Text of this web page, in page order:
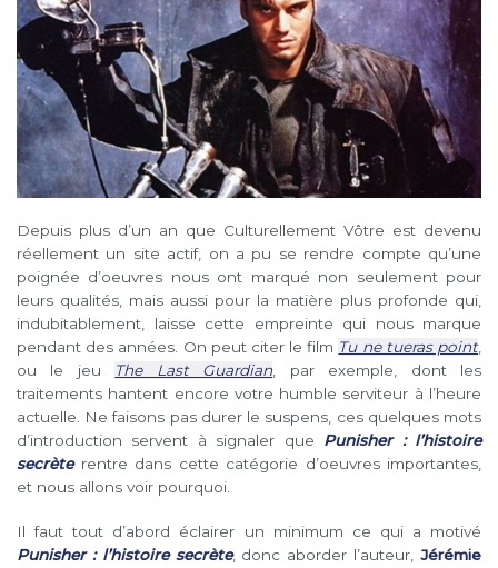
Depuis plus d’un an que Culturellement Vôtre est devenu
réellement un site actif, on a pu se rendre compte qu’une
poignée d’oeuvres nous ont marqué non seulement pour
leurs qualités, mais aussi pour la matière plus profonde qui,
indubitablement, laisse cette empreinte qui nous marque
pendant des années. On peut citer le film Tu ne tueras point,
ou le jeu
The Last Guardian , par exemple, dont les
traitements hantent encore votre humble serviteur à l’heure
actuelle. Ne faisons pas durer le suspens, ces quelques mots
d’introduction servent à signaler que Punisher : l’histoire
secrèterentre dans cette catégorie d’oeuvres importantes,
et nous allons voir pourquoi.
Il faut tout d’abord éclairer un minimum ce qui a motivé
Punisher : l’histoire secrète, donc aborder l’auteur,Jérémie